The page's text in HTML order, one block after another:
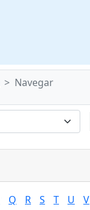
Navegar
Q R S T U V